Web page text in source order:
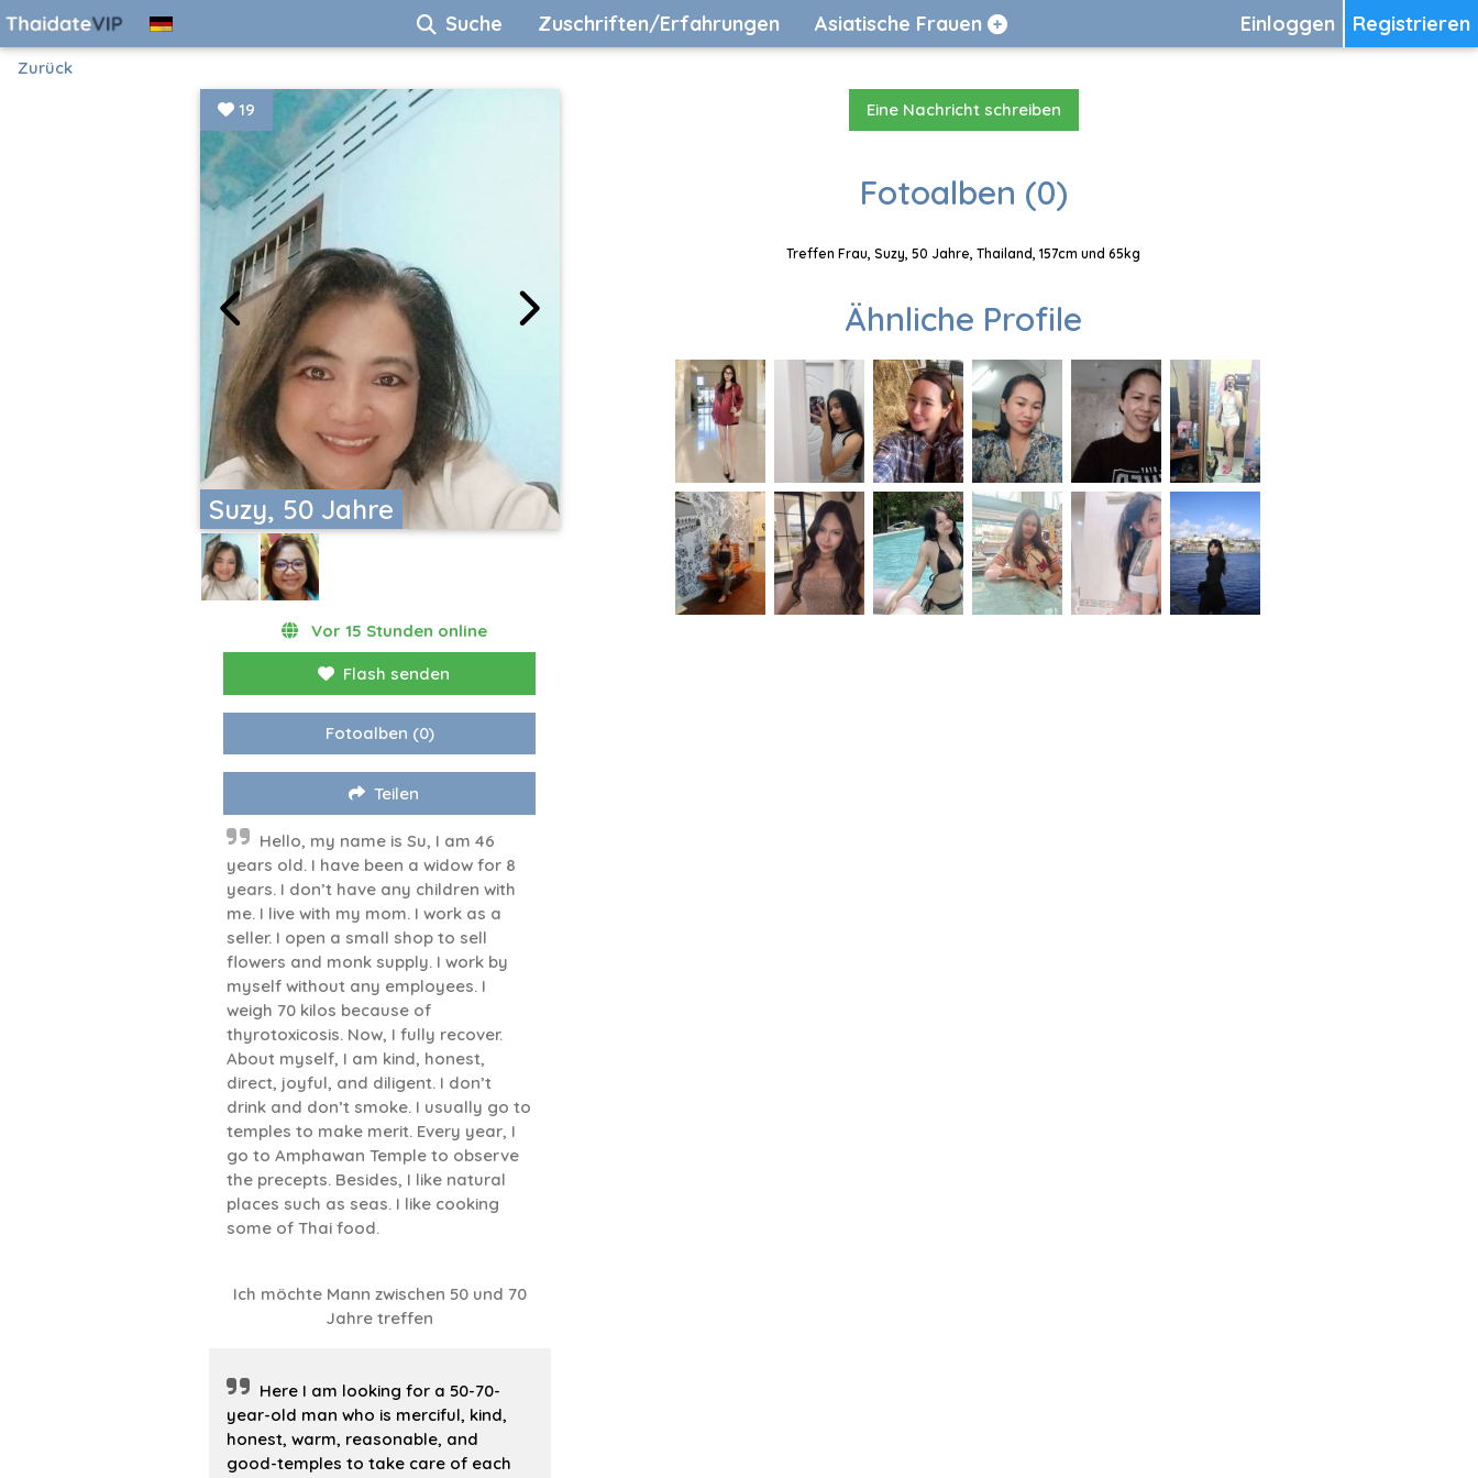
Registrieren
Einloggen
Suche Zuschriften/Erfahrungen Asiatische Frauen
Zurück
Suzy, 50 Jahre
19
Vor 15 Stunden online
Flash senden
Fotoalben (0)
Teilen
Hello, my name is Su, I am 46
years old. I have been a widow for 8
years. I don’t have any children with
me. I live with my mom. I work as a
seller. I open a small shop to sell
flowers and monk supply. I work by
myself without any employees. I
weigh 70 kilos because of
thyrotoxicosis. Now, I fully recover.
About myself, I am kind, honest,
direct, joyful, and diligent. I don’t
drink and don’t smoke. I usually go to
temples to make merit. Every year, I
go to Amphawan Temple to observe
the precepts. Besides, I like natural
places such as seas. I like cooking
some of Thai food.
Ich möchte Mann zwischen 50 und 70
Jahre treffen
Here I am looking for a 50-70-
year-old man who is merciful, kind,
honest, warm, reasonable, and
good-temples to take care of each
Eine Nachricht schreiben
Fotoalben (0)
Treffen Frau, Suzy, 50 Jahre, Thailand, 157cm und 65kg
Ähnliche Profile